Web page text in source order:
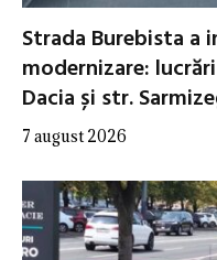
Strada Burebista a
modernizare:
Dacia și str.
7 august 2026